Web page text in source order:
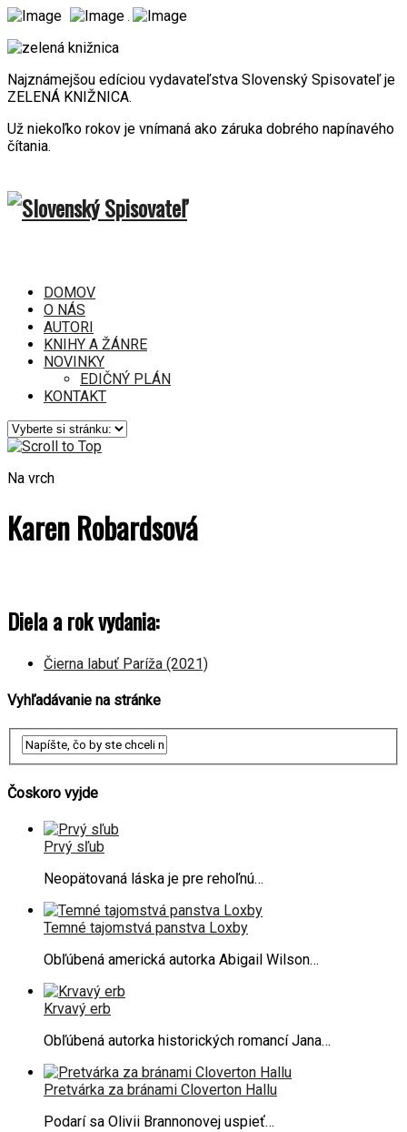
Najznámejšou edíciou vydavateľstva Slovenský Spisovateľ je
ZELENÁ KNIŽNICA.
Už niekoľko rokov je vnímaná ako záruka dobrého napínavého
čítania.
DOMOV
O NÁS
AUTORI
KNIHY A ŽÁNRE
NOVINKY
EDIČNÝ PLÁN
KONTAKT
Na vrch
Karen Robardsová
Diela a rok vydania:
Čierna labuť Paríža (2021)
Vyhľadávanie na stránke
Čoskoro vyjde
Prvý sľub
Neopätovaná láska je pre rehoľnú…
Temné tajomstvá panstva Loxby
Obľúbená americká autorka Abigail Wilson…
Krvavý erb
Obľúbená autorka historických romancí Jana…
Pretvárka za bránami Cloverton Hallu
Podarí sa Olivii Brannonovej uspieť…